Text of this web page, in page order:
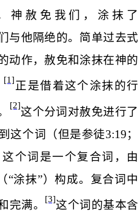
神赦免我们，涂抹了
与他隔绝的。简单过去式
动作，赦免和涂抹在神的
[1]正是借着这个涂抹的行
[2]这个分词对赦免进行了
这个词（但是参徒3:19；
个词是一个复合词，由
（“涂抹”）构成。复合词中
完满。 [3]这个词的基本含